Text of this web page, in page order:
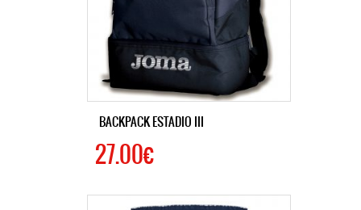
BACKPACK ESTADIO III
27.00€